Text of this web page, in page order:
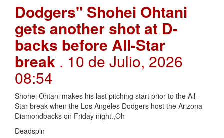
Dodgers" Shohei Ohtani
gets another shot at D-
backs before All-Star
break . 10 de Julio, 2026
08:54
Shohei Ohtani makes his last pitching start prior to the All-
Star break when the Los Angeles Dodgers host the Arizona
Diamondbacks on Friday night.,Oh
Deadspin